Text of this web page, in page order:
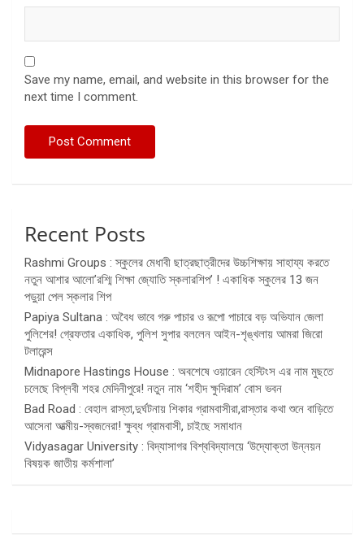
Save my name, email, and website in this browser for the
next time I comment.
Recent Posts
Rashmi Groups : স্কুলের মেধাবী ছাত্রছাত্রীদের উচ্চশিক্ষায় সাহায্য করতে
নতুন আশার আলো’রশ্মি শিক্ষা জ্যোতি স্কলারশিপ’ ! একাধিক স্কুলের 13 জন
পড়ুয়া পেল স্কলার শিপ
Papiya Sultana : অবৈধ ভাবে গরু পাচার ও রূপো পাচারে বড় অভিযান জেলা
পুলিশের! গ্রেফতার একাধিক, পুলিশ সুপার বললেন আইন-শৃঙ্খলায় আমরা জিরো
টলারেন্স
Midnapore Hastings House : অবশেষে ওয়ারেন হেস্টিংস এর নাম মুছতে
চলেছে বিপ্লবী শহর মেদিনীপুরে! নতুন নাম ‘শহীদ ক্ষুদিরাম’ বোস ভবন
Bad Road : বেহাল রাস্তা,দুর্ঘটনায় শিকার গ্রামবাসীরা,রাস্তার কথা শুনে বাড়িতে
আসেনা আত্মীয়-স্বজনেরা! ক্ষুব্ধ গ্রামবাসী, চাইছে সমাধান
Vidyasagar University : বিদ্যাসাগর বিশ্ববিদ্যালয়ে ‘উদ্যোক্তা উন্নয়ন
বিষয়ক জাতীয় কর্মশালা’